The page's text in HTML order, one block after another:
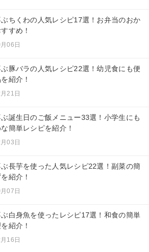
ちくわの人気レシピ17選！お弁当のおか
すめ！
06日
豚バラの人気レシピ22選！幼児食にも便
紹介！
21日
誕生日のご飯メニュー33選！小学生にも
簡単レシピを紹介！
03日
長芋を使った人気レシピ22選！副菜の簡
紹介！
07日
白身魚を使ったレシピ17選！和食の簡単
紹介！
16日